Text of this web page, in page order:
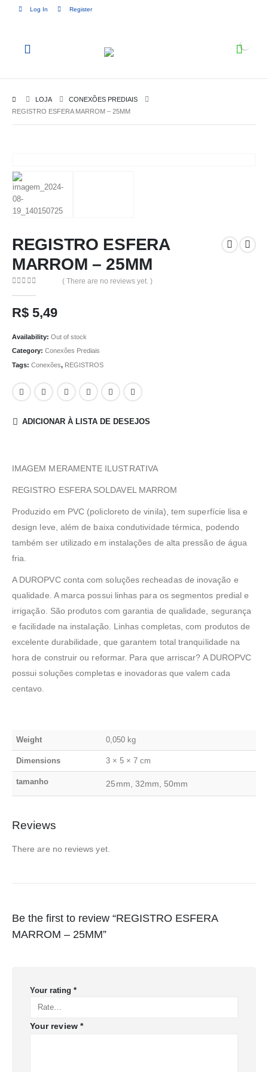
Log In Register
LOJA
CONEXÕES PREDIAIS
REGISTRO ESFERA MARROM – 25MM
REGISTRO ESFERA
MARROM – 25MM
( There are no reviews yet. )
R$ 5,49
Availability: Out of stock
Category: Conexões Prediais
Tags: Conexões, REGISTROS
ADICIONAR À LISTA DE DESEJOS
IMAGEM MERAMENTE ILUSTRATIVA
REGISTRO ESFERA SOLDAVEL MARROM
Produzido em PVC (policloreto de vinila), tem superfície lisa e
design leve, além de baixa condutividade térmica, podendo
também ser utilizado em instalações de alta pressão de água
fria.
A DUROPVC conta com soluções recheadas de inovação e
qualidade. A marca possui linhas para os segmentos predial e
irrigação. São produtos com garantia de qualidade, segurança
e facilidade na instalação. Linhas completas, com produtos de
excelente durabilidade, que garantem total tranquilidade na
hora de construir ou reformar. Para que arriscar? A DUROPVC
possui soluções completas e inovadoras que valem cada
centavo.
Weight 0,050 kg
Dimensions 3 × 5 × 7 cm
tamanho 25mm, 32mm, 50mm
Reviews
There are no reviews yet.
Be the first to review “REGISTRO ESFERA
MARROM – 25MM”
Your rating *
Your review *